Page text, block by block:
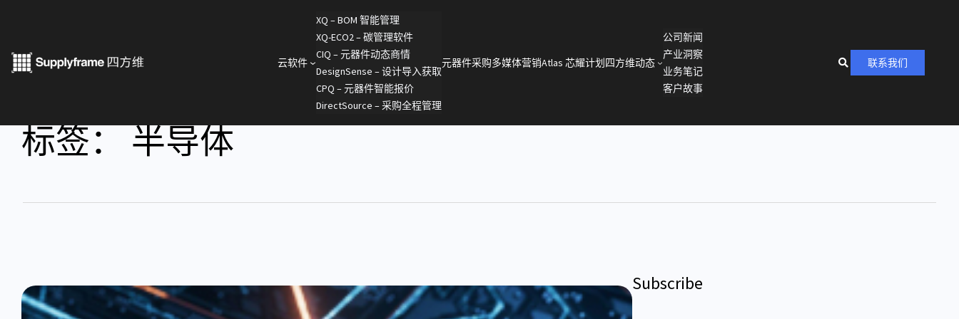
云软件
XQ – BOM 智能管理
XQ-ECO2 – 碳管理软件
CIQ – 元器件动态商情
DesignSense – 设计导入获取
CPQ – 元器件智能报价
DirectSource – 采购全程管理
元器件采购多媒体营销Atlas 芯耀计划四方维动态
公司新闻
产业洞察
业务笔记
客户故事
联系我们
标签： 半导体
Subscribe